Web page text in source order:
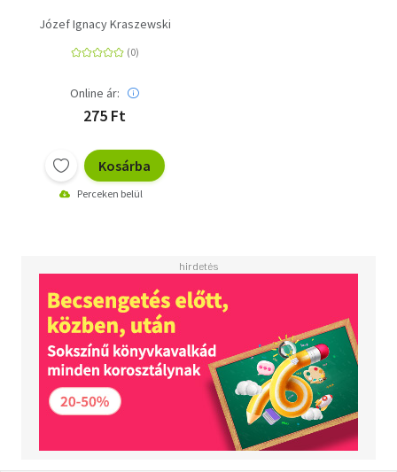
Józef Ignacy Kraszewski
Online ár:
275 Ft
Kosárba
Perceken belül